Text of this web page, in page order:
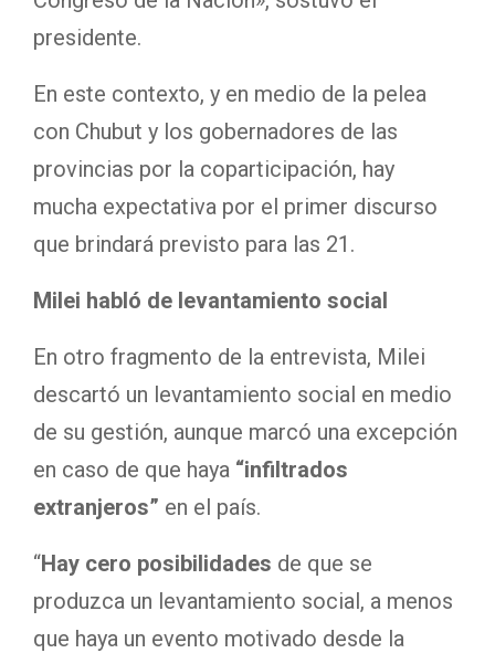
presidente.
En este contexto, y en medio de la pelea
con Chubut y los gobernadores de las
provincias por la coparticipación, hay
mucha expectativa por el primer discurso
que brindará previsto para las 21.
Milei habló de levantamiento social
En otro fragmento de la entrevista, Milei
descartó un levantamiento social en medio
de su gestión, aunque marcó una excepción
en caso de que haya “infiltrados
extranjeros” en el país.
“Hay cero posibilidades de que se
produzca un levantamiento social, a menos
que haya un evento motivado desde la